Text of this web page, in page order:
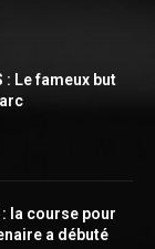
: Le fameux but
la course pour
a débuté